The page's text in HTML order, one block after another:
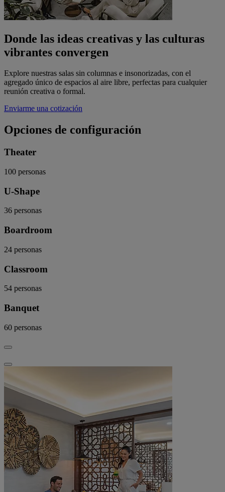
Donde las ideas creativas y las culturas
vibrantes convergen
Explore nuestras salas sin columnas e insonorizadas, con el
agregado único de espacios al aire libre, perfectas para cualquier
reunión creativa o formal.
Enviarme una cotización
Opciones de configuración
Theater
100 personas
U-Shape
36 personas
Boardroom
24 personas
Classroom
54 personas
Banquet
60 personas